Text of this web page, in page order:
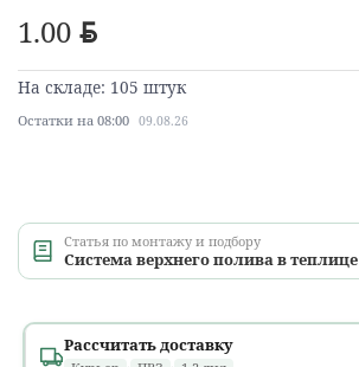
1.00 BYN
На складе: 105 штук
Остатки на 08:00 09.08.26
Рассчитать доставку
Статья по монтажу и подбору
Система верхнего полива в теплице